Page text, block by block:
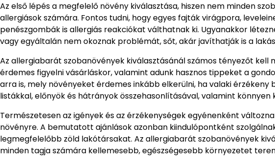
Az első lépés a megfelelő növény kiválasztása, hiszen nem minden
allergiások számára. Fontos tudni, hogy egyes fajták virágpora,
penészgombák is allergiás reakciókat válthatnak ki. Ugyanakkor
vagy egyáltalán nem okoznak problémát, sőt, akár javíthatják is a
Az allergiabarát szobanövények kiválasztásánál számos tényezőt kell
érdemes figyelni vásárláskor, valamint adunk hasznos tippeket a
arra is, mely növényeket érdemes inkább elkerülni, ha valaki
listákkal, előnyök és hátrányok összehasonlításával, valamint
Természetesen az igények és az érzékenységek egyénenként
növényre. A bemutatott ajánlások azonban kiindulópontként
legmegfelelőbb zöld lakótársakat. Az allergiabarát szobanövények
minden tagja számára kellemesebb, egészségesebb környezetet